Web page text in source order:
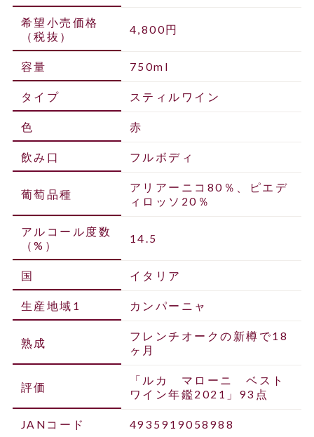
希望小売価格
（税抜）
4,800円
容量 750ml
タイプ スティルワイン
色 赤
飲み口 フルボディ
葡萄品種
アリアーニコ80％、ピエデ
ィロッソ20％
アルコール度数
（%）
14.5
国 イタリア
生産地域1 カンパーニャ
熟成
フレンチオークの新樽で18
ヶ月
評価
「ルカ マローニ ベスト
ワイン年鑑2021」93点
JANコード 4935919058988